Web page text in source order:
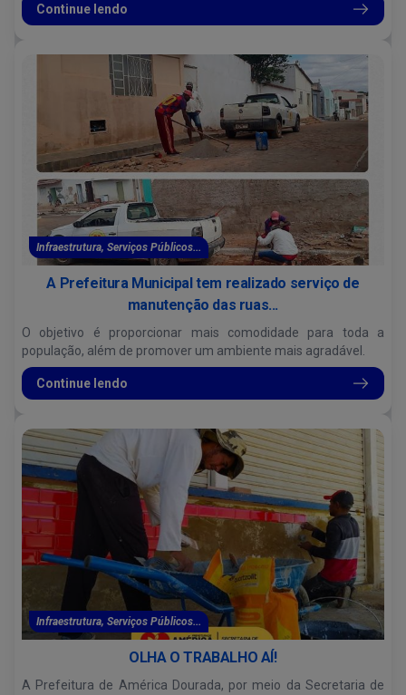
Continue lendo
Infraestrutura, Serviços Públicos...
A Prefeitura Municipal tem realizado serviço de
manutenção das ruas...
O objetivo é proporcionar mais comodidade para toda a
população, além de promover um ambiente mais agradável.
Continue lendo
Infraestrutura, Serviços Públicos...
OLHA O TRABALHO AÍ!
A Prefeitura de América Dourada, por meio da Secretaria de